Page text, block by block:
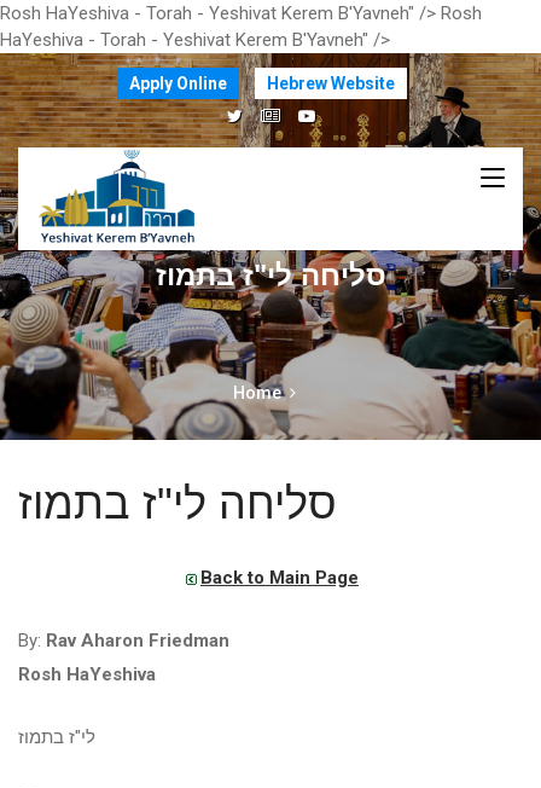
Rosh HaYeshiva - Torah - Yeshivat Kerem B'Yavneh" /> Rosh
HaYeshiva - Torah - Yeshivat Kerem B'Yavneh" />
Apply Online Hebrew Website
סליחה לי"ז בתמוז
Home
סליחה לי"ז בתמוז
Back to Main Page
By: Rav Aharon Friedman
Rosh HaYeshiva
לי"ז בתמוז